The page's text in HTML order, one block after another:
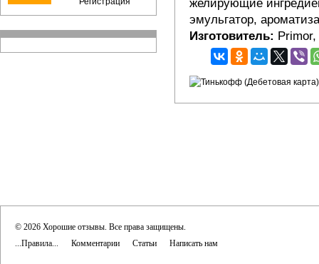
желирующие
эмульгатор,
Изготовитель:
© 2026 Хорошие отзывы. Все права защищены.
...Правила...
Комментарии Статьи Написать нам